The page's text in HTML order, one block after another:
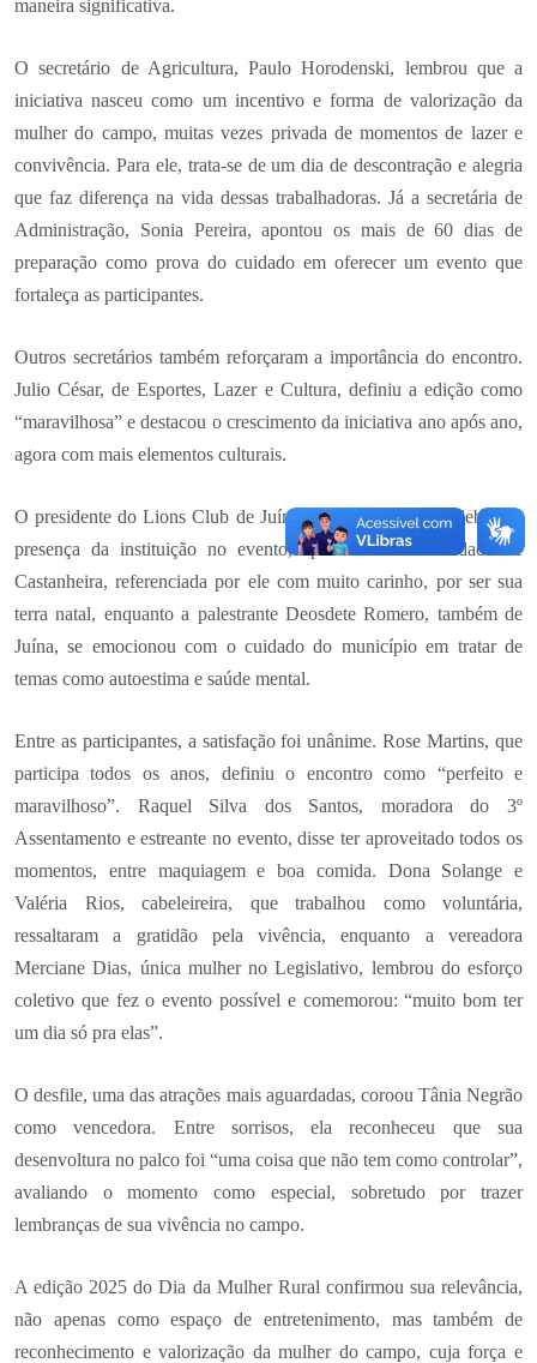
maneira significativa.
O secretário de Agricultura, Paulo Horodenski, lembrou que a
iniciativa nasceu como um incentivo e forma de valorização da
mulher do campo, muitas vezes privada de momentos de lazer e
convivência. Para ele, trata-se de um dia de descontração e alegria
que faz diferença na vida dessas trabalhadoras. Já a secretária de
Administração, Sonia Pereira, apontou os mais de 60 dias de
preparação como prova do cuidado em oferecer um evento que
fortaleça as participantes.
Outros secretários também reforçaram a importância do encontro.
Julio César, de Esportes, Lazer e Cultura, definiu a edição como
“maravilhosa” e destacou o crescimento da iniciativa ano após ano,
agora com mais elementos culturais.
O presidente do Lions Club de Juína, Cleone Carreiro, celebrou a
presença da instituição no evento, apoiando a comunidade de
Castanheira, referenciada por ele com muito carinho, por ser sua
terra natal, enquanto a palestrante Deosdete Romero, também de
Juína, se emocionou com o cuidado do município em tratar de
temas como autoestima e saúde mental.
Entre as participantes, a satisfação foi unânime. Rose Martins, que
participa todos os anos, definiu o encontro como “perfeito e
maravilhoso”. Raquel Silva dos Santos, moradora do 3º
Assentamento e estreante no evento, disse ter aproveitado todos os
momentos, entre maquiagem e boa comida. Dona Solange e
Valéria Rios, cabeleireira, que trabalhou como voluntária,
ressaltaram a gratidão pela vivência, enquanto a vereadora
Merciane Dias, única mulher no Legislativo, lembrou do esforço
coletivo que fez o evento possível e comemorou: “muito bom ter
um dia só pra elas”.
O desfile, uma das atrações mais aguardadas, coroou Tânia Negrão
como vencedora. Entre sorrisos, ela reconheceu que sua
desenvoltura no palco foi “uma coisa que não tem como controlar”,
avaliando o momento como especial, sobretudo por trazer
lembranças de sua vivência no campo.
A edição 2025 do Dia da Mulher Rural confirmou sua relevância,
não apenas como espaço de entretenimento, mas também de
reconhecimento e valorização da mulher do campo, cuja força e